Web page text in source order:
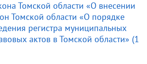
Томской области «О внесении
Томской области «О порядке
регистра муниципальных
актов в Томской области» (1